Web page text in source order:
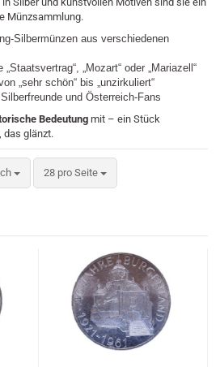
Münzsammlung.
Silbermünzen aus verschiedenen
„Mozart“ oder „Mariazell“
„sehr schön“ bis „unzirkuliert“
und Österreich-Fans
Bedeutungmit – ein Stück
das glänzt.
28 pro Seite
pro Seite